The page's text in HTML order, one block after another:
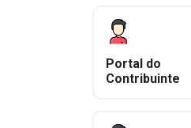
Portal do
Contribuinte